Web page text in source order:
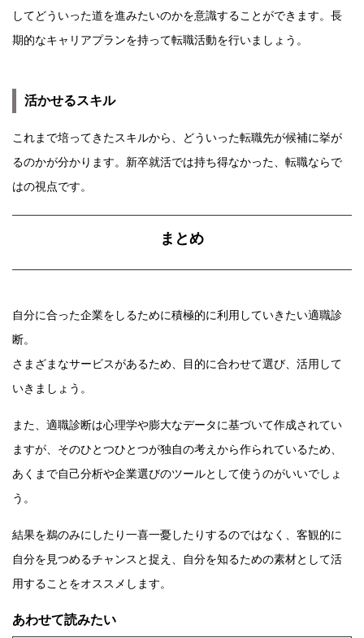
してどういった道を進みたいのかを意識することができます。長
期的なキャリアプランを持って転職活動を行いましょう。
活かせるスキル
これまで培ってきたスキルから、どういった転職先が候補に挙が
るのかが分かります。新卒就活では持ち得なかった、転職ならで
はの視点です。
まとめ
自分に合った企業をしるために積極的に利用していきたい適職診
断。
さまざまなサービスがあるため、目的に合わせて選び、活用して
いきましょう。
また、適職診断は心理学や膨大なデータに基づいて作成されてい
ますが、そのひとつひとつが独自の考えから作られているため、
あくまで自己分析や企業選びのツールとして使うのがいいでしょ
う。
結果を鵜のみにしたり一喜一憂したりするのではなく、客観的に
自分を見つめるチャンスと捉え、自分を知るための素材として活
用することをオススメします。
あわせて読みたい